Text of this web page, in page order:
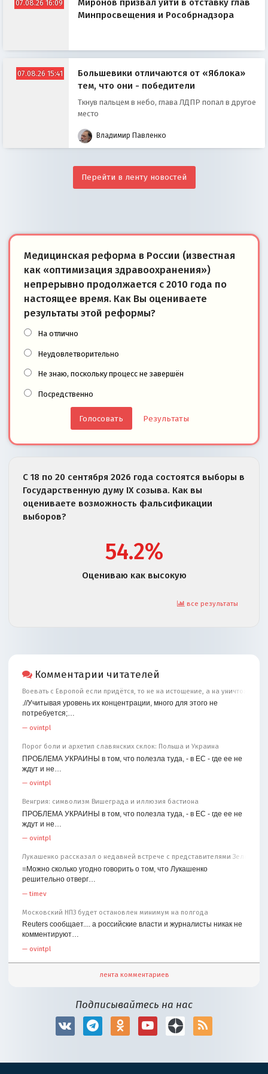
07.08.26 16:09
Миронов призвал уйти в отставку глав
Минпросвещения и Рособрнадзора
07.08.26 15:41
Большевики отличаются от «Яблока»
тем, что они - победители
Ткнув пальцем в небо, глава ЛДПР попал в другое
место
Владимир Павленко
Перейти в ленту новостей
Медицинская реформа в России (известная
как «оптимизация здравоохранения»)
непрерывно продолжается с 2010 года по
настоящее время. Как Вы оцениваете
результаты этой реформы?
На отлично
Неудовлетворительно
Не знаю, поскольку процесс не завершён
Посредственно
Результаты
С 18 по 20 сентября 2026 года состоятся выборы в
Государственную думу IX созыва. Как вы
оцениваете возможность фальсификации
выборов?
54.2%
Оцениваю как высокую
все результаты
Комментарии читателей
Воевать с Европой если придётся, то не на истощение, а на уничтожение
.//Учитывая уровень их концентрации, много для этого не
потребуется;…
— ovintpl
Порог боли и архетип славянских склок: Польша и Украина
ПРОБЛЕМА УКРАИНЫ в том, что полезла туда, - в ЕС - где ее не
ждут и не…
— ovintpl
Венгрия: символизм Вишеграда и иллюзия бастиона
ПРОБЛЕМА УКРАИНЫ в том, что полезла туда, - в ЕС - где ее не
ждут и не…
— ovintpl
Лукашенко рассказал о недавней встрече с представителями
=Можно сколько угодно говорить о том, что Лукашенко
решительно отверг…
—timev
Московский НПЗ будет остановлен минимум на полгода
Reuters сообщает.... а российские власти и журналисты никак не
комментируют…
— ovintpl
лента комментариев
Подписывайтесь на нас